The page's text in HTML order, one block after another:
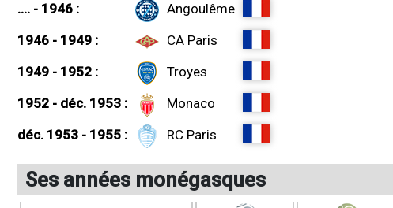
.... - 1946 :
Angoulême
1946 - 1949 :
CA Paris
1949 - 1952 :
Troyes
1952 - déc. 1953 :
Monaco
déc. 1953 - 1955 :
RC Paris
Ses années monégasques